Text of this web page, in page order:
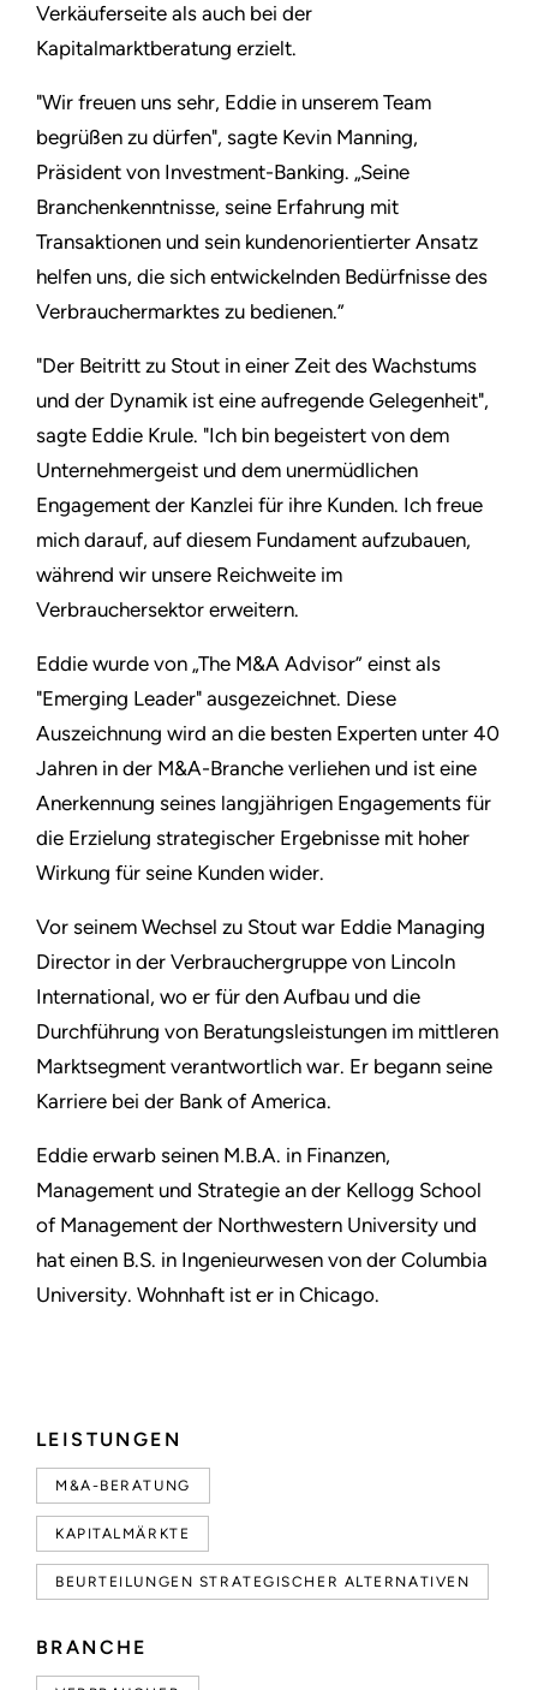
LEISTUNGEN
M&A-BERATUNG
KAPITALMÄRKTE
BEURTEILUNGEN STRATEGISCHER ALTERNATIVEN
BRANCHE
Verkäuferseite als auch bei der
Kapitalmarktberatung erzielt.
"Wir freuen uns sehr, Eddie in unserem Team
begrüßen zu dürfen", sagte Kevin Manning,
Präsident von Investment-Banking. „Seine
Branchenkenntnisse, seine Erfahrung mit
Transaktionen und sein kundenorientierter Ansatz
helfen uns, die sich entwickelnden Bedürfnisse des
Verbrauchermarktes zu bedienen.”
"Der Beitritt zu Stout in einer Zeit des Wachstums
und der Dynamik ist eine aufregende Gelegenheit",
sagte Eddie Krule. "Ich bin begeistert von dem
Unternehmergeist und dem unermüdlichen
Engagement der Kanzlei für ihre Kunden. Ich freue
mich darauf, auf diesem Fundament aufzubauen,
während wir unsere Reichweite im
Verbrauchersektor erweitern.
Eddie wurde von „The M&A Advisor” einst als
"Emerging Leader" ausgezeichnet. Diese
Auszeichnung wird an die besten Experten unter 40
Jahren in der M&A-Branche verliehen und ist eine
Anerkennung seines langjährigen Engagements für
die Erzielung strategischer Ergebnisse mit hoher
Wirkung für seine Kunden wider.
Vor seinem Wechsel zu Stout war Eddie Managing
Director in der Verbrauchergruppe von Lincoln
International, wo er für den Aufbau und die
Durchführung von Beratungsleistungen im mittleren
Marktsegment verantwortlich war. Er begann seine
Karriere bei der Bank of America.
Eddie erwarb seinen M.B.A. in Finanzen,
Management und Strategie an der Kellogg School
of Management der Northwestern University und
hat einen B.S. in Ingenieurwesen von der Columbia
University. Wohnhaft ist er in Chicago.